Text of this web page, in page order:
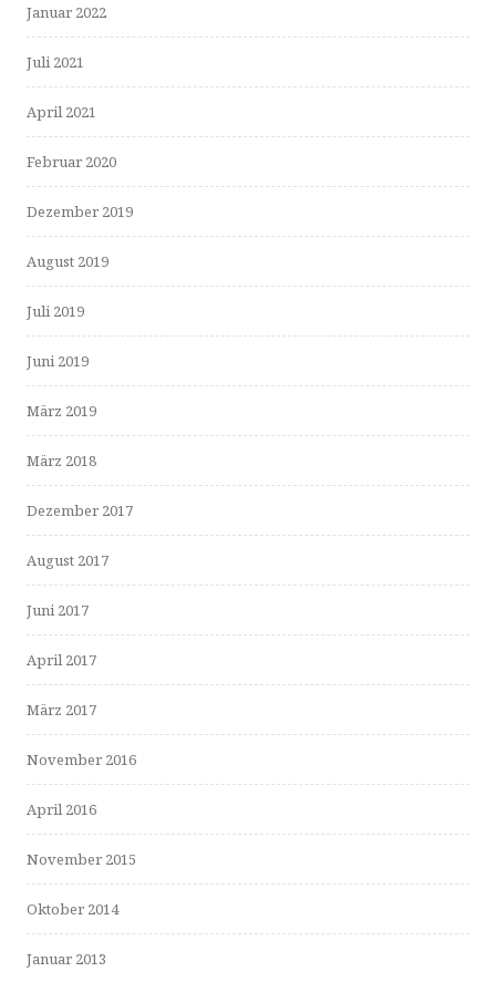
Januar 2022
Juli 2021
April 2021
Februar 2020
Dezember 2019
August 2019
Juli 2019
Juni 2019
März 2019
März 2018
Dezember 2017
August 2017
Juni 2017
April 2017
März 2017
November 2016
April 2016
November 2015
Oktober 2014
Januar 2013